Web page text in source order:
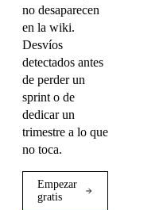
no desaparecen
en la wiki.
Desvíos
detectados antes
de perder un
sprint o de
dedicar un
trimestre a lo que
no toca.
Empezar
gratis